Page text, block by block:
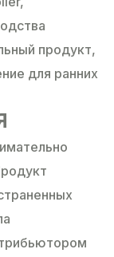
продукт,
для ранних